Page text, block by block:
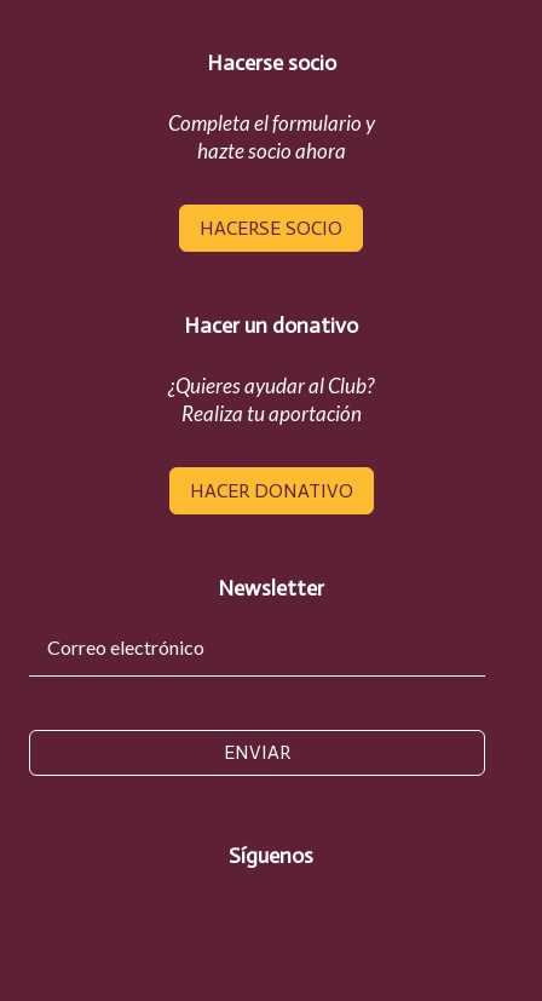
Hacerse socio
Completa el formulario y
hazte socio ahora
HACERSE SOCIO
Hacer un donativo
¿Quieres ayudar al Club?
Realiza tu aportación
HACER DONATIVO
Newsletter
ENVIAR
Síguenos